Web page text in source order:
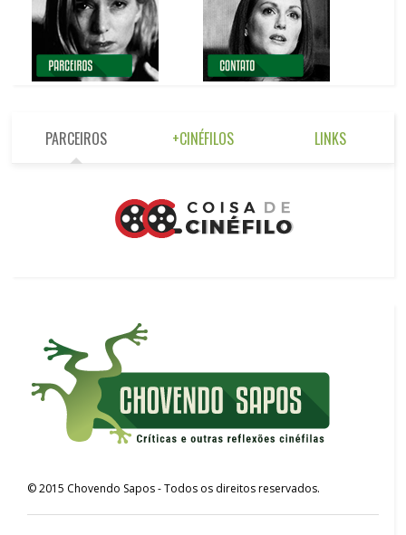
PARCEIROS +CINÉFILOS LINKS
©2015 Chovendo Sapos- Todos os direitos reservados.